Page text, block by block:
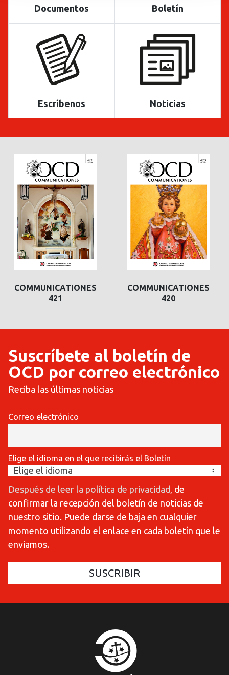
Documentos Boletín
Escríbenos Noticias
COMMUNICATIONES
421
COMMUNICATIONES
420
Suscríbete al boletín de
OCD por correo electrónico
Reciba las últimas noticias
Correo electrónico
Elige el idioma en el que recibirás el Boletín
Después de leer la política de privacidad , de
confirmar la recepción del boletín de noticias de
nuestro sitio. Puede darse de baja en cualquier
momento utilizando el enlace en cada boletín que le
enviamos.